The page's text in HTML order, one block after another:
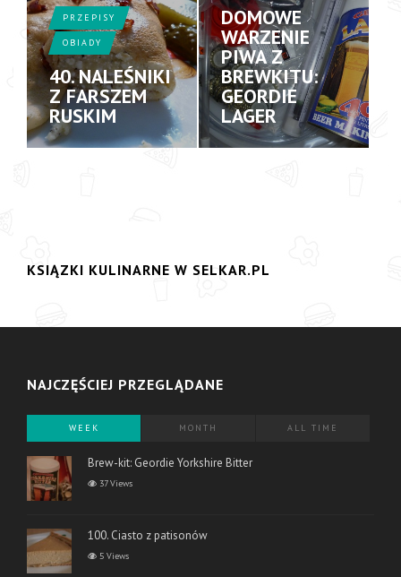
PRZEPISY
OBIADY
40. NALEŚNIKI
Z FARSZEM
RUSKIM
DOMOWE
WARZENIE
PIWA Z
BREWKITU:
GEORDIE
LAGER
KSIĄZKI KULINARNE W SELKAR.PL
NAJCZĘŚCIEJ PRZEGLĄDANE
WEEK MONTH ALL TIME
Brew-kit: Geordie Yorkshire Bitter
37 Views
100. Ciasto z patisonów
5 Views